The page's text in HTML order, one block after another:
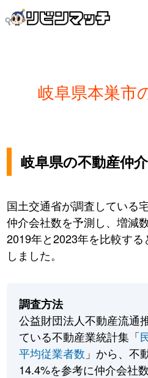
岐阜県本巣市
岐阜県の不動産仲
国土交通省が調査している
仲介会社数を予測し、増減
2019年と2023年を比較す
しました。
調査方法
公益財団法人不動産流通
ている不動産業統計集「
平均従業者数 」から、不
14.4%を参考に仲介会社